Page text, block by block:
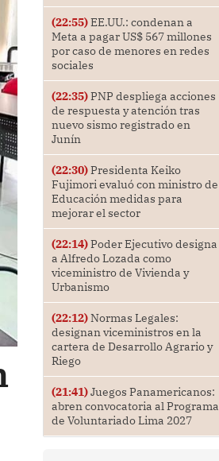
(22:55)EE.UU.: condenan a
Meta a pagar US$ 567 millones
por caso de menores en redes
sociales
(22:35)PNP despliega acciones
de respuesta y atención tras
nuevo sismo registrado en
Junín
(22:30)Presidenta Keiko
Fujimori evaluó con ministro de
Educación medidas para
mejorar el sector
(22:14)Poder Ejecutivo designa
a Alfredo Lozada como
viceministro de Vivienda y
Urbanismo
(22:12)Normas Legales:
designan viceministros en la
cartera de Desarrollo Agrario y
Riego
(21:41)Juegos Panamericanos:
abren convocatoria al Programa
de Voluntariado Lima 2027